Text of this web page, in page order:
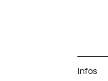
Infos